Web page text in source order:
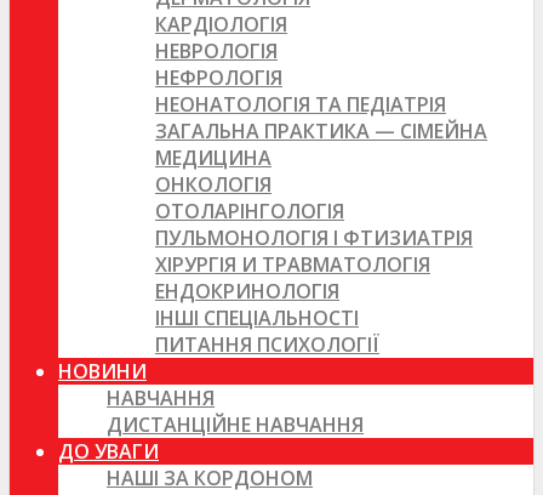
КАРДІОЛОГІЯ
НЕВРОЛОГІЯ
НЕФРОЛОГІЯ
НЕОНАТОЛОГІЯ ТА ПЕДІАТРІЯ
ЗАГАЛЬНА ПРАКТИКА — СІМЕЙНА
МЕДИЦИНА
ОНКОЛОГІЯ
ОТОЛАРІНГОЛОГІЯ
ПУЛЬМОНОЛОГІЯ І ФТИЗИАТРІЯ
ХІРУРГІЯ И ТРАВМАТОЛОГІЯ
ЕНДОКРИНОЛОГІЯ
ІНШІ СПЕЦІАЛЬНОСТІ
ПИТАННЯ ПСИХОЛОГІЇ
НОВИНИ
НАВЧАННЯ
ДИСТАНЦІЙНЕ НАВЧАННЯ
ДО УВАГИ
НАШІ ЗА КОРДОНОМ